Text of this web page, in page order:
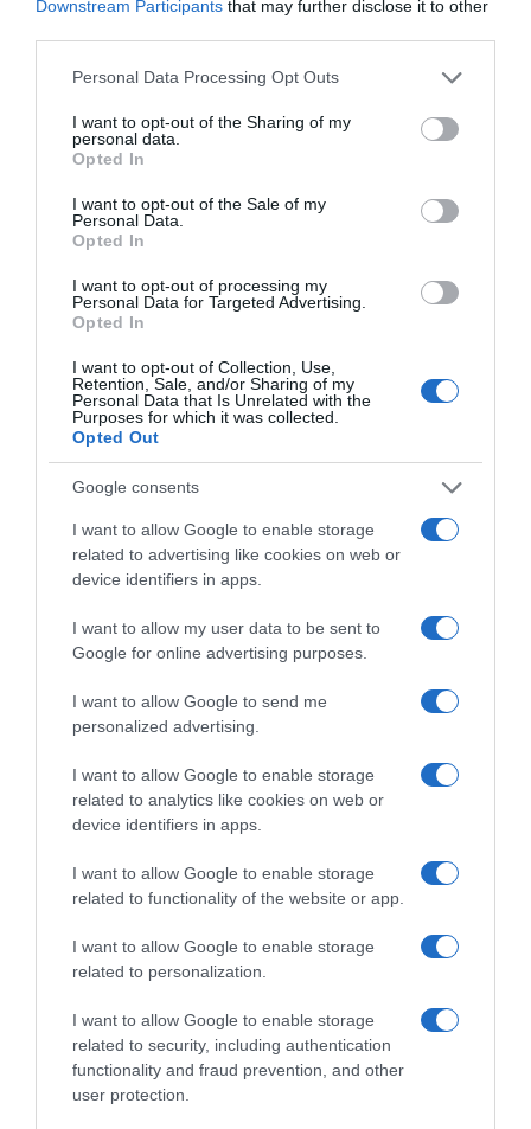
Downstream Participants that may further disclose it to other
Please note that this website/app uses one or more Google
not limited to your visit or usage behaviour. You may click to
grant or deny consent to Google and its third-party tags to
use your data for below specified purposes in below Google
consent section.
Personal Data Processing Opt Outs
I want to opt-out of the Sharing of my
personal data.
Opted In
I want to opt-out of the Sale of my
Personal Data.
Opted In
I want to opt-out of processing my
Personal Data for Targeted Advertising.
Opted In
I want to opt-out of Collection, Use,
Retention, Sale, and/or Sharing of my
Personal Data that Is Unrelated with the
Purposes for which it was collected.
Opted Out
Google consents
I want to allow Google to enable storage
related to advertising like cookies on web or
device identifiers in apps.
I want to allow my user data to be sent to
Google for online advertising purposes.
I want to allow Google to send me
personalized advertising.
I want to allow Google to enable storage
related to analytics like cookies on web or
device identifiers in apps.
I want to allow Google to enable storage
related to functionality of the website or app.
I want to allow Google to enable storage
related to personalization.
I want to allow Google to enable storage
related to security, including authentication
functionality and fraud prevention, and other
user protection.
ΛΟΓΑΡΙΑΣΜΟΣ - ΛΙΟΛΙΟΥ ΚΑΤΕΡΙΝΑ
Παρακαλώ Περιμένετε...
ΔΕΥΤΕΡΑ – ΡΕΜΟΣ ΑΝΤΩΝΗΣ
Παρακαλώ Περιμένετε...
ΕΞΑΙΡΕΣΗ – ΒΙΣΣΗ ΑΝΝΑ